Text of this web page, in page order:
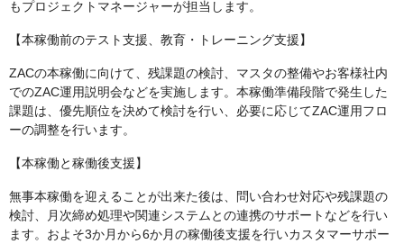
もプロジェクトマネージャーが担当します。
【本稼働前のテスト支援、教育・トレーニング支援】
ZACの本稼働に向けて、残課題の検討、マスタの整備やお客様社内
でのZAC運用説明会などを実施します。本稼働準備段階で発生した
課題は、優先順位を決めて検討を行い、必要に応じてZAC運用フロ
ーの調整を行います。
【本稼働と稼働後支援】
無事本稼働を迎えることが出来た後は、問い合わせ対応や残課題の
検討、月次締め処理や関連システムとの連携のサポートなどを行い
ます。およそ3か月から6か月の稼働後支援を行いカスタマーサポー